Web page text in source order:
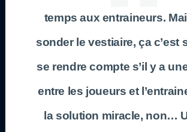
temps aux entraineurs.
sonder le vestiaire, ça c’est
se rendre compte s’il y a
entre les joueurs et
la solution miracle, non…